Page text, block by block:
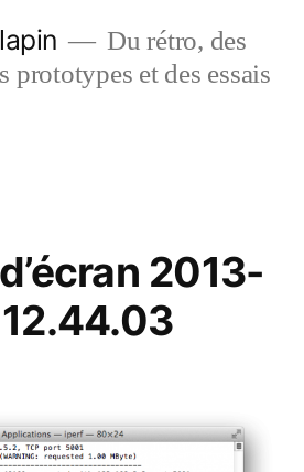
Du rétro, des
prototypes et des essais
2013-